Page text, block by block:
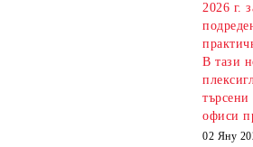
2026 г.
В тази
търсени
офиси
02 Яну